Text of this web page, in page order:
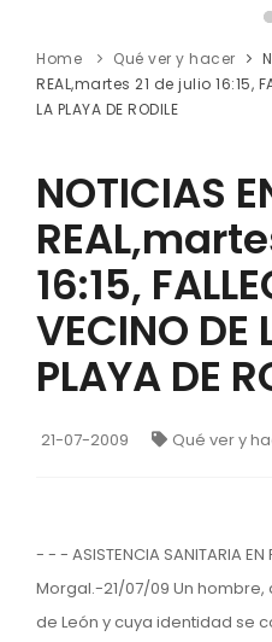
Home Qué ver y hacer
REAL,martes 21 de julio 16:15,
LA PLAYA DE RODILE
NOTICIAS
16:15,
VECINO DE
PLAYA DE
21-07-2009 Qué ver y
- - - ASISTENCIA SANITARIA EN
Morgal.-21/07/09 Un
de León y cuya identidad se